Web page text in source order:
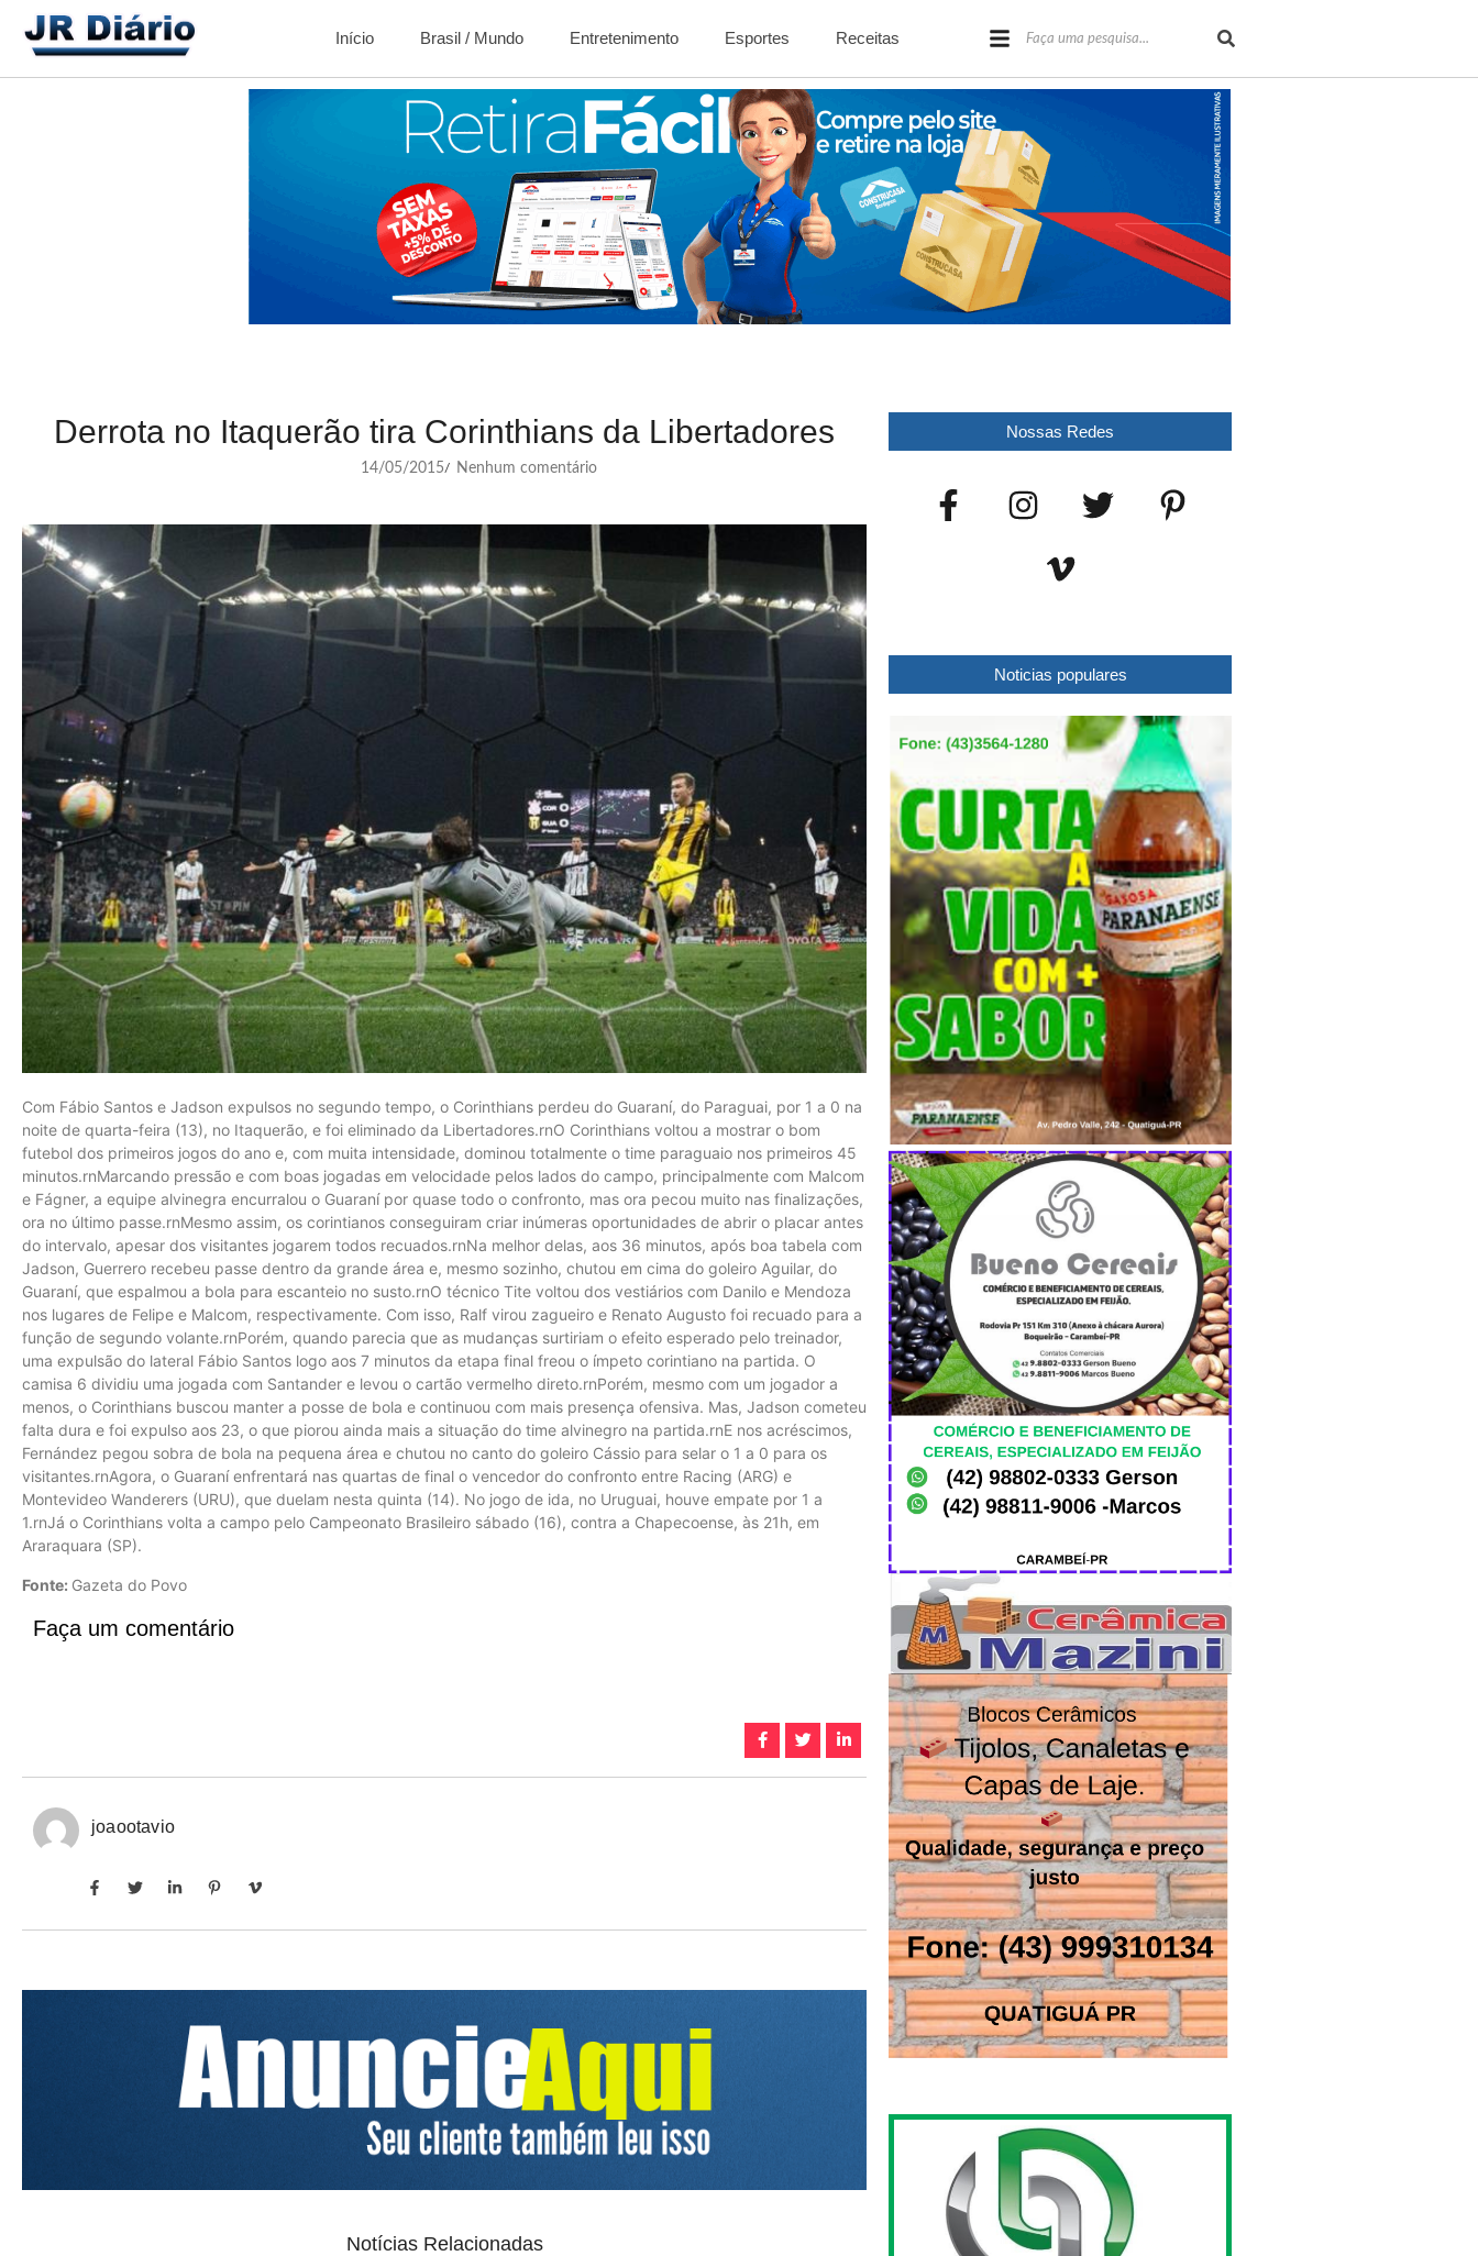
Início Brasil / Mundo Entretenimento Esportes Receitas
Derrota no Itaquerão tira Corinthians da Libertadores
14/05/2015/ Nenhum comentário
Com Fábio Santos e Jadson expulsos no segundo tempo, o Corinthians perdeu do Guaraní, do Paraguai, por 1 a 0 na
noite de quarta-feira (13), no Itaquerão, e foi eliminado da Libertadores.rnO Corinthians voltou a mostrar o bom
futebol dos primeiros jogos do ano e, com muita intensidade, dominou totalmente o time paraguaio nos primeiros 45
minutos.rnMarcando pressão e com boas jogadas em velocidade pelos lados do campo, principalmente com Malcom
e Fágner, a equipe alvinegra encurralou o Guaraní por quase todo o confronto, mas ora pecou muito nas finalizações,
ora no último passe.rnMesmo assim, os corintianos conseguiram criar inúmeras oportunidades de abrir o placar antes
do intervalo, apesar dos visitantes jogarem todos recuados.rnNa melhor delas, aos 36 minutos, após boa tabela com
Jadson, Guerrero recebeu passe dentro da grande área e, mesmo sozinho, chutou em cima do goleiro Aguilar, do
Guaraní, que espalmou a bola para escanteio no susto.rnO técnico Tite voltou dos vestiários com Danilo e Mendoza
nos lugares de Felipe e Malcom, respectivamente. Com isso, Ralf virou zagueiro e Renato Augusto foi recuado para a
função de segundo volante.rnPorém, quando parecia que as mudanças surtiriam o efeito esperado pelo treinador,
uma expulsão do lateral Fábio Santos logo aos 7 minutos da etapa final freou o ímpeto corintiano na partida. O
camisa 6 dividiu uma jogada com Santander e levou o cartão vermelho direto.rnPorém, mesmo com um jogador a
menos, o Corinthians buscou manter a posse de bola e continuou com mais presença ofensiva. Mas, Jadson cometeu
falta dura e foi expulso aos 23, o que piorou ainda mais a situação do time alvinegro na partida.rnE nos acréscimos,
Fernández pegou sobra de bola na pequena área e chutou no canto do goleiro Cássio para selar o 1 a 0 para os
visitantes.rnAgora, o Guaraní enfrentará nas quartas de final o vencedor do confronto entre Racing (ARG) e
Montevideo Wanderers (URU), que duelam nesta quinta (14). No jogo de ida, no Uruguai, houve empate por 1 a
1.rnJá o Corinthians volta a campo pelo Campeonato Brasileiro sábado (16), contra a Chapecoense, às 21h, em
Araraquara (SP).
Fonte: Gazeta do Povo
Faça um comentário
joaootavio
Notícias Relacionadas
Nossas Redes
Noticias populares